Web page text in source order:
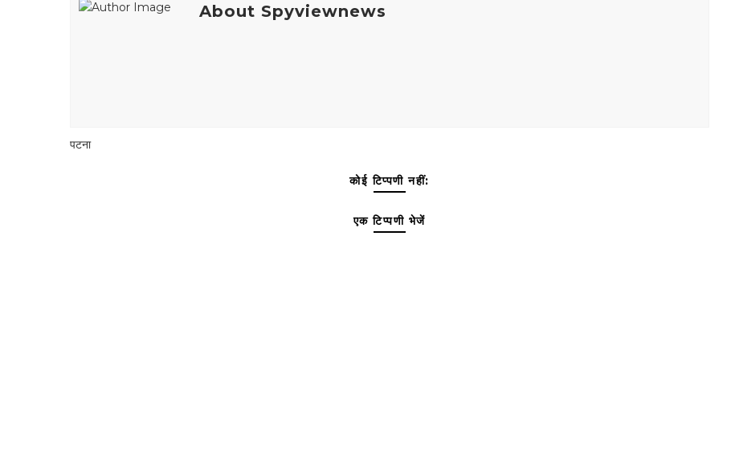
About Spyviewnews
पटना
कोई टिप्पणी नहीं:
एक टिप्पणी भेजें